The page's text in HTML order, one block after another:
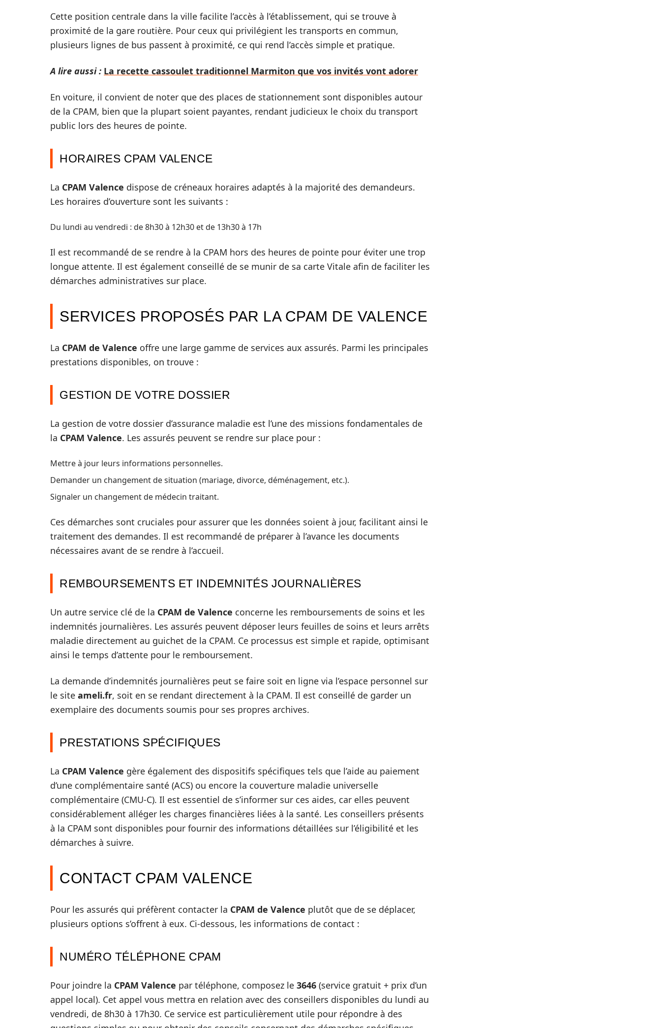
Cette position centrale dans la ville facilite l’accès à l’établissement, qui se trouve à
proximité de la gare routière. Pour ceux qui privilégient les transports en commun,
plusieurs lignes de bus passent à proximité, ce qui rend l’accès simple et pratique.
A lire aussi : La recette cassoulet traditionnel Marmiton que vos invités vont adorer
En voiture, il convient de noter que des places de stationnement sont disponibles autour
de la CPAM, bien que la plupart soient payantes, rendant judicieux le choix du transport
public lors des heures de pointe.
HORAIRES CPAM VALENCE
La CPAM Valence dispose de créneaux horaires adaptés à la majorité des demandeurs.
Les horaires d’ouverture sont les suivants :
Du lundi au vendredi : de 8h30 à 12h30 et de 13h30 à 17h
Il est recommandé de se rendre à la CPAM hors des heures de pointe pour éviter une trop
longue attente. Il est également conseillé de se munir de sa carte Vitale afin de faciliter les
démarches administratives sur place.
SERVICES PROPOSÉS PAR LA CPAM DE VALENCE
La CPAM de Valence offre une large gamme de services aux assurés. Parmi les principales
prestations disponibles, on trouve :
GESTION DE VOTRE DOSSIER
La gestion de votre dossier d’assurance maladie est l’une des missions fondamentales de
la CPAM Valence. Les assurés peuvent se rendre sur place pour :
Mettre à jour leurs informations personnelles.
Demander un changement de situation (mariage, divorce, déménagement, etc.).
Signaler un changement de médecin traitant.
Ces démarches sont cruciales pour assurer que les données soient à jour, facilitant ainsi le
traitement des demandes. Il est recommandé de préparer à l’avance les documents
nécessaires avant de se rendre à l’accueil.
REMBOURSEMENTS ET INDEMNITÉS JOURNALIÈRES
Un autre service clé de la CPAM de Valence concerne les remboursements de soins et les
indemnités journalières. Les assurés peuvent déposer leurs feuilles de soins et leurs arrêts
maladie directement au guichet de la CPAM. Ce processus est simple et rapide, optimisant
ainsi le temps d’attente pour le remboursement.
La demande d’indemnités journalières peut se faire soit en ligne via l’espace personnel sur
le site ameli.fr, soit en se rendant directement à la CPAM. Il est conseillé de garder un
exemplaire des documents soumis pour ses propres archives.
PRESTATIONS SPÉCIFIQUES
La CPAM Valence gère également des dispositifs spécifiques tels que l’aide au paiement
d’une complémentaire santé (ACS) ou encore la couverture maladie universelle
complémentaire (CMU-C). Il est essentiel de s’informer sur ces aides, car elles peuvent
considérablement alléger les charges financières liées à la santé. Les conseillers présents
à la CPAM sont disponibles pour fournir des informations détaillées sur l’éligibilité et les
démarches à suivre.
CONTACT CPAM VALENCE
Pour les assurés qui préfèrent contacter la CPAM de Valence plutôt que de se déplacer,
plusieurs options s’offrent à eux. Ci-dessous, les informations de contact :
NUMÉRO TÉLÉPHONE CPAM
Pour joindre la CPAM Valence par téléphone, composez le 3646 (service gratuit + prix d’un
appel local). Cet appel vous mettra en relation avec des conseillers disponibles du lundi au
vendredi, de 8h30 à 17h30. Ce service est particulièrement utile pour répondre à des